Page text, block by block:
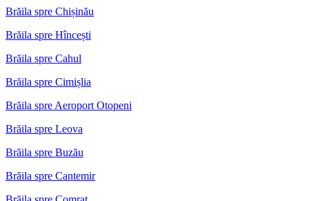
Brăila spre Chișinău
Brăila spre Hîncești
Brăila spre Cahul
Brăila spre Cimișlia
Brăila spre Aeroport Otopeni
Brăila spre Leova
Brăila spre Buzău
Brăila spre Cantemir